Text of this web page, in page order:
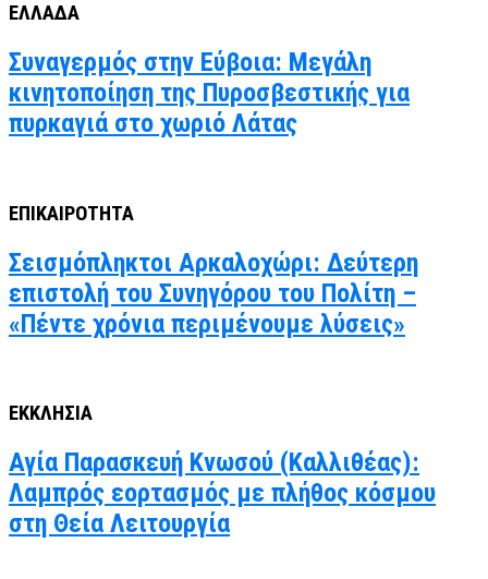
ΕΛΛΑΔΑ
Συναγερμός στην Εύβοια: Μεγάλη
κινητοποίηση της Πυροσβεστικής για
πυρκαγιά στο χωριό Λάτας
ΕΠΙΚΑΙΡΟΤΗΤΑ
Σεισμόπληκτοι Αρκαλοχώρι: Δεύτερη
επιστολή του Συνηγόρου του Πολίτη –
«Πέντε χρόνια περιμένουμε λύσεις»
ΕΚΚΛΗΣΙΑ
Αγία Παρασκευή Κνωσού (Καλλιθέας):
Λαμπρός εορτασμός με πλήθος κόσμου
στη Θεία Λειτουργία